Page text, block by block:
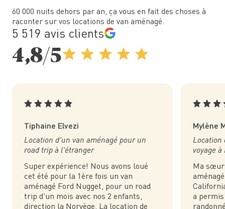
60 000 nuits dehors par an, ça vous en fait des choses à
raconter sur vos locations de van aménagé.
5 519 avis clients
4,8/5
Tiphaine Elvezi
Location d'un van aménagé pour un
road trip à l'étranger
Super expérience! Nous avons loué
cet été pour la 1ère fois un van
aménagé Ford Nugget, pour un road
trip d'un mois avec nos 2 enfants,
direction la Norvège. La location de
Mylène
Location
voyage
Ma sœur
a